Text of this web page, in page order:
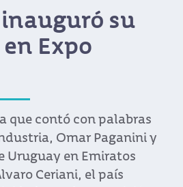
su
Expo
que contó con palabras
Omar Paganini y
Uruguay en Emiratos
Ceriani, el país